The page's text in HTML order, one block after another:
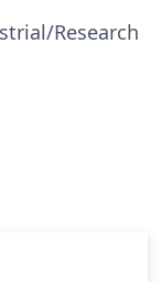
Research